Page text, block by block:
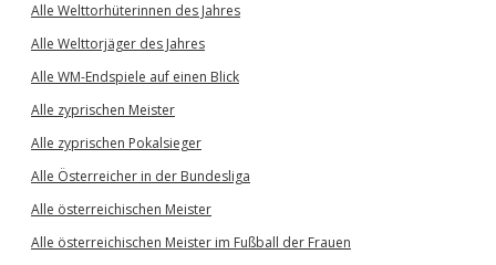
Alle Welttorhüterinnen des Jahres
Alle Welttorjäger des Jahres
Alle WM-Endspiele auf einen Blick
Alle zyprischen Meister
Alle zyprischen Pokalsieger
Alle Österreicher in der Bundesliga
Alle österreichischen Meister
Alle österreichischen Meister im Fußball der Frauen